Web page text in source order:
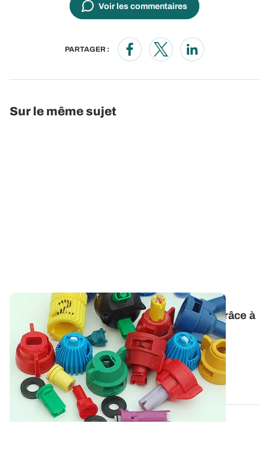
Voir les commentaires
PARTAGER :
Opens in a new window
Opens in a new window
Opens in a new
Sur le même sujet
Buses à injection d'air : moins de dérive grâce à
des gouttelettes plus grosses
Les buses à injection d'air réduisent la dérive en
augmentant la taille des gouttelettes...
30 OCT. 2019